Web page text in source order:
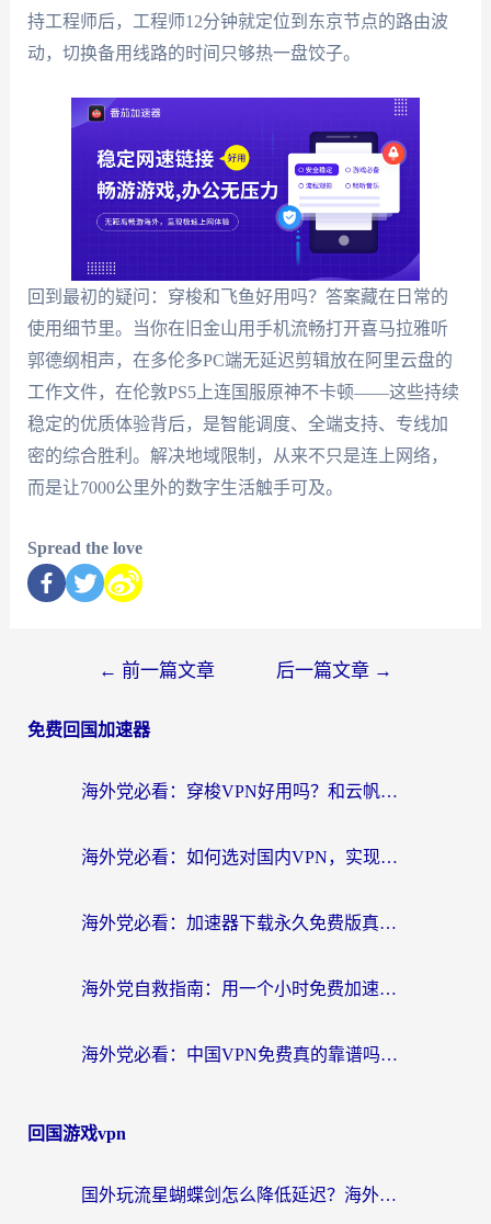
持工程师后，工程师12分钟就定位到东京节点的路由波
动，切换备用线路的时间只够热一盘饺子。
回到最初的疑问：穿梭和飞鱼好用吗？答案藏在日常的
使用细节里。当你在旧金山用手机流畅打开喜马拉雅听
郭德纲相声，在多伦多PC端无延迟剪辑放在阿里云盘的
工作文件，在伦敦PS5上连国服原神不卡顿——这些持续
稳定的优质体验背后，是智能调度、全端支持、专线加
密的综合胜利。解决地域限制，从来不只是连上网络，
而是让7000公里外的数字生活触手可及。
Spread the love
← 前一篇文章 后一篇文章 →
免费回国加速器
海外党必看：穿梭VPN好用吗？和云帆VPN对比哪个回国效果更好？附真实测评+避坑指南
海外党必看：如何选对国内VPN，实现无缝访问国内资源？
海外党必看：加速器下载永久免费版真的存在吗？教你无缝访问国内资源的正确姿势
海外党自救指南：用一个小时免费加速器，轻松打破国内资源访问壁垒？
海外党必看：中国VPN免费真的靠谱吗？手把手教你选对回国加速器
回国游戏vpn
国外玩流星蝴蝶剑怎么降低延迟？海外党必看的加速秘籍（含欧洲鸣潮&彩虹岛优化攻略）